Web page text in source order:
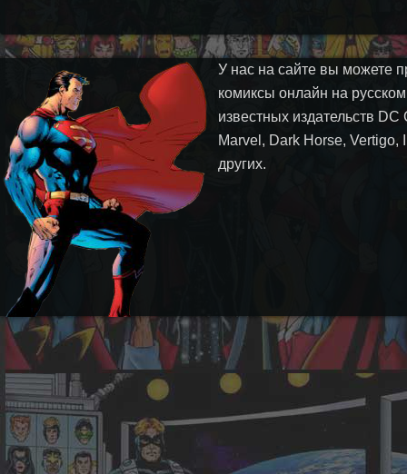
У нас на сайте вы можете
комиксы онлайн на
известных издательств DC
Marvel, Dark Horse, Vertigo,
других.